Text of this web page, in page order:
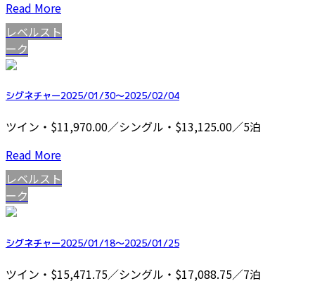
Read More
レベルスト
ーク
シグネチャー2025/01/30～2025/02/04
ツイン・$11,970.00／シングル・$13,125.00／5泊
Read More
レベルスト
ーク
シグネチャー2025/01/18～2025/01/25
ツイン・$15,471.75／シングル・$17,088.75／7泊